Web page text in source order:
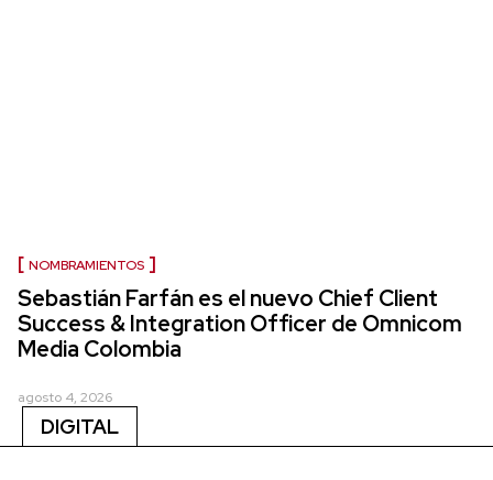
NOMBRAMIENTOS
Sebastián Farfán es el nuevo Chief Client
Success & Integration Officer de Omnicom
Media Colombia
agosto 4, 2026
DIGITAL